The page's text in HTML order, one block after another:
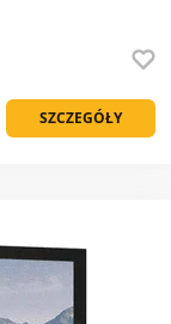
SZCZEGÓŁY